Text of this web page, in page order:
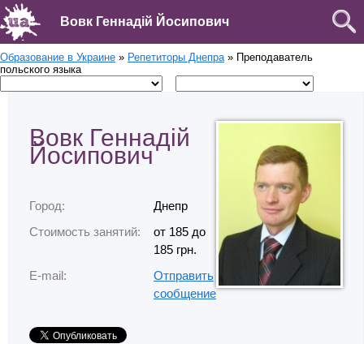
Вовк Геннадій Йосипович
Образование в Украине » Репетиторы Днепра» Преподаватель
польского языка
Вовк Геннадій
Йосипович
Город:
Днепр
Стоимость занятий:
от 185 до
185 грн.
E-mail:
Отправить
сообщение